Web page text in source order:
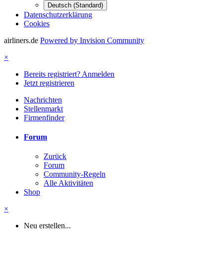
Deutsch (Standard)
Datenschutzerklärung
Cookies
airliners.de Powered by Invision Community
×
Bereits registriert? Anmelden
Jetzt registrieren
Nachrichten
Stellenmarkt
Firmenfinder
Forum
Zurück
Forum
Community-Regeln
Alle Aktivitäten
Shop
×
Neu erstellen...